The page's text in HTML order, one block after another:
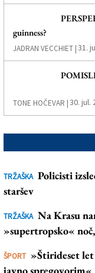
guinness?
JADRAN VECCHIET |31.
TONE HOČEVAR |30. jul.
TRŽAŠKA Policisti
staršev
TRŽAŠKA Na Krasu
»supertropsko«
ŠPORT »Štirideset let